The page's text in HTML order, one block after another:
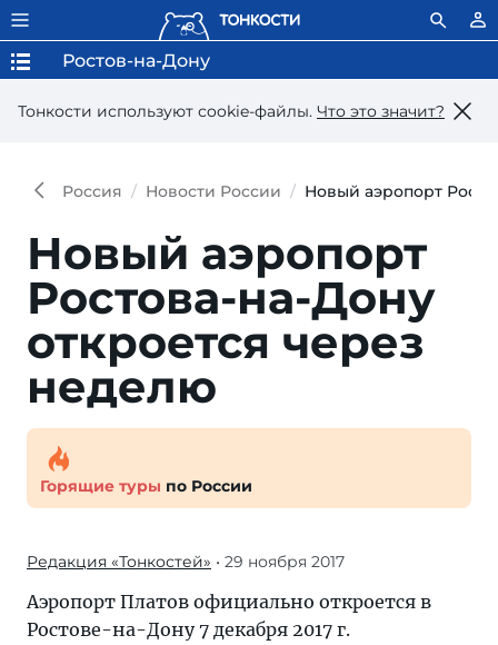
Тонкости используют сookie-файлы. Что это значит?
Ростов-на-Дону
Россия Новости России Новый аэропорт
Новый аэропорт
Ростова-на-Дону
откроется через
неделю
Горящие туры по России
Редакция «Тонкостей» • 29 ноября 2017
Аэропорт Платов официально откроется в
Ростове-на-Дону 7 декабря 2017 г.